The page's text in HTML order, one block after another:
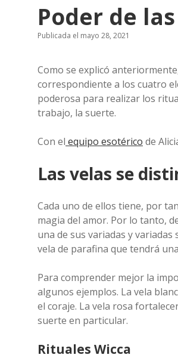
Poder de
Publicada el mayo 28, 2021
Como se explicó
correspondiente a los cuatro
poderosa para realizar los
trabajo, la suerte.
Con el equipo esotérico de
Las velas se
Cada uno de ellos tiene, por
magia del amor. Por lo tanto,
una de sus variadas y
vela de parafina que tendrá
Para comprender mejor la
algunos ejemplos. La vela
el coraje. La vela rosa
suerte en particular.
Rituales Wicca